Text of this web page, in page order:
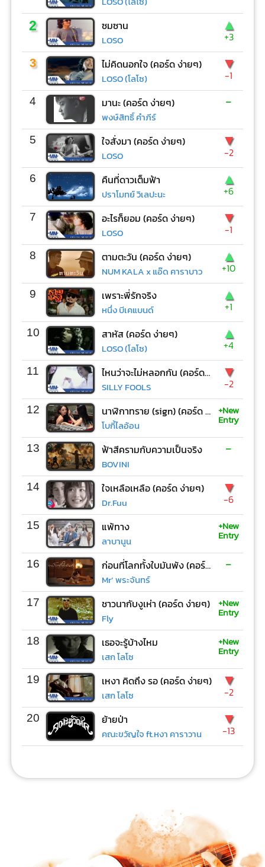
2 ซมซาน
LOSO
▲
+3
3 ไม่คิดนอกใจ (คอร์ด ง่ายๆ)
LOSO (โลโซ)
▼
-1
4 มานะ (คอร์ด ง่ายๆ)
พงษ์สิทธิ์ คำภีร์
-
5 ใจสั่งมา (คอร์ด ง่ายๆ)
LOSO
▼
-2
6 คืนที่ดาวเต็มฟ้า
ปราโมทย์ วิเลปะนะ
▲
+6
7 อะไรก็ยอม (คอร์ด ง่ายๆ)
LOSO
▼
-1
8 ตามตะวัน (คอร์ด ง่ายๆ)
NUM KALA x แอ๊ด คาราบาว
▲
+10
9 เพราะพี่รักจริง
หนึ่ง บีเคแบนด์
▲
+1
10 สาหัส (คอร์ด ง่ายๆ)
LOSO (โลโซ)
▲
+4
11 ไหนว่าจะไม่หลอกกัน (คอร์ด ง่ายๆ)
SILLY FOOLS
▼
-2
12 นาฬิกาทราย (sign) (คอร์ด ง่ายๆ)
โบกี้ไลอ้อน
+New
Entry
13 ฟ้าสีครามกับความเป็นจริง
BOVINI
-
14 ใจเหลือเหลือ (คอร์ด ง่ายๆ)
Dr.Fuu
▼
-6
15 แพ้ทาง
ลาบานูน
+New
Entry
16 ก่อนที่โลกทั้งใบมันพัง (คอร์ด ง่ายๆ)
Mr’ พระจันทร์
-
17 ชาวนากับงูเห่า (คอร์ด ง่ายๆ)
Fly
+New
Entry
18 เธอจะรู้บ้างไหม
เสก โลโซ
+New
Entry
19 เหงา คิดถึง รอ (คอร์ด ง่ายๆ)
เสก โลโซ
▼
-2
20 ย้ายป่า
คณะขวัญใจ ft.หงา คาราวาน
▼
-13